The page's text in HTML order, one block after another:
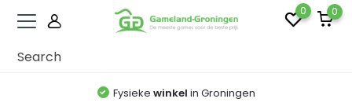
0 0
Fysieke winkel in Groningen